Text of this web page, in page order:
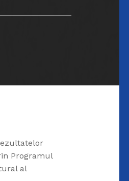
Programul
al